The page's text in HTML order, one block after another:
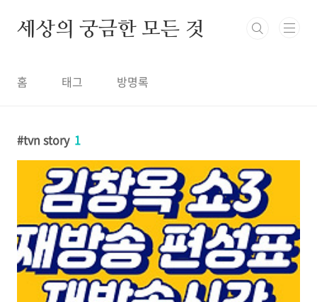
세상의 궁금한 모든 것
홈 태그 방명록
tvn story 1